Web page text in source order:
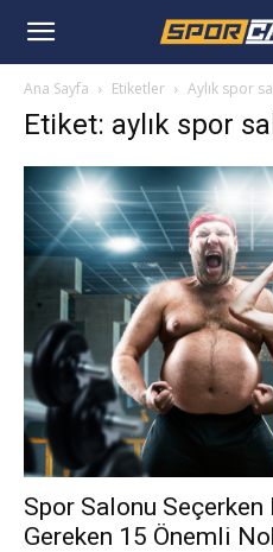
Ana Sayfa Etiketler Aylık spor
Etiket: aylık spor
Spor Salonu
Gereken 15 Önemli